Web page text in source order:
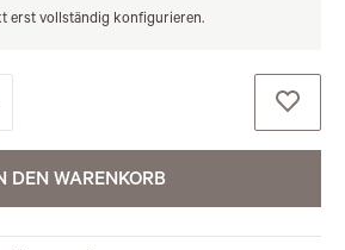
erst vollständig konfigurieren.
DEN WARENKORB